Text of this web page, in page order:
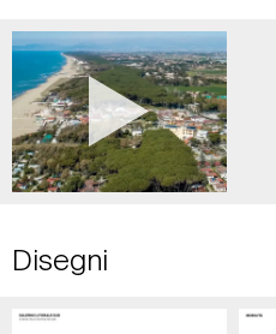
Disegni